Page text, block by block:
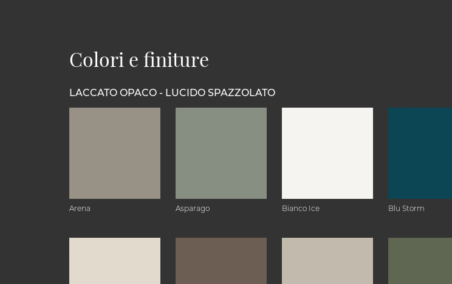
Colori e finiture
LACCATO OPACO - LUCIDO SPAZZOLATO
Arena Asparago Bianco Ice Blu Storm